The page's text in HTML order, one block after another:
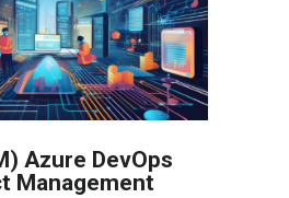
Azure DevOps
Management